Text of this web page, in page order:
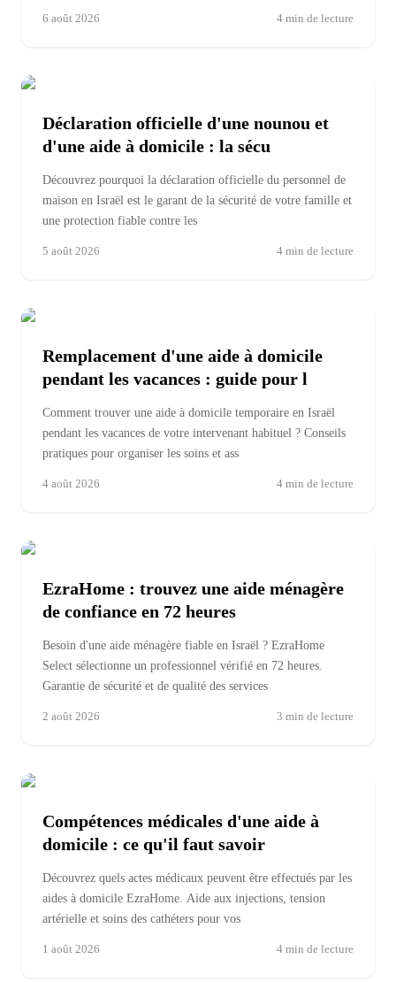
6 août 2026 4 min de lecture
Déclaration officielle d'une nounou et
d'une aide à domicile : la sécu
Découvrez pourquoi la déclaration officielle du personnel de
maison en Israël est le garant de la sécurité de votre famille et
une protection fiable contre les
5 août 2026 4 min de lecture
Remplacement d'une aide à domicile
pendant les vacances : guide pour l
Comment trouver une aide à domicile temporaire en Israël
pendant les vacances de votre intervenant habituel ? Conseils
pratiques pour organiser les soins et ass
4 août 2026 4 min de lecture
EzraHome : trouvez une aide ménagère
de confiance en 72 heures
Besoin d'une aide ménagère fiable en Israël ? EzraHome
Select sélectionne un professionnel vérifié en 72 heures.
Garantie de sécurité et de qualité des services
2 août 2026 3 min de lecture
Compétences médicales d'une aide à
domicile : ce qu'il faut savoir
Découvrez quels actes médicaux peuvent être effectués par les
aides à domicile EzraHome. Aide aux injections, tension
artérielle et soins des cathéters pour vos
1 août 2026 4 min de lecture